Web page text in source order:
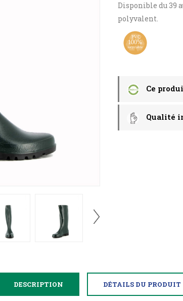
Disponible du 39
polyvalent.
Ce
Qualité
DESCRIPTION DÉTAILS DU PRODUIT